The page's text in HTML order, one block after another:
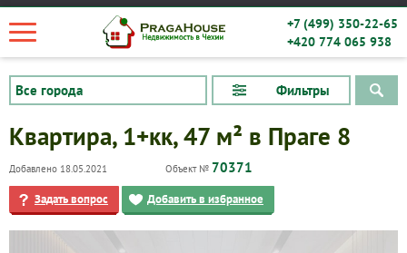
+7 (499) 350-22-65
+420 774 065 938
Фильтры
Квартира, 1+кк, 47 м² в Праге 8
Добавлено 18.05.2021 Объект № 70371
Задать вопрос Добавить в избранное